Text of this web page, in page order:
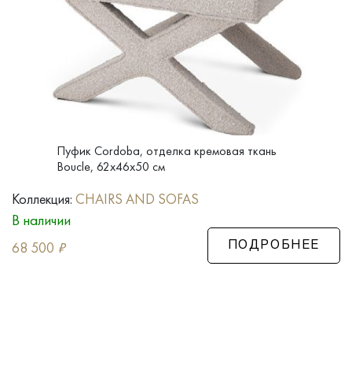
Пуфик Cordoba, отделка кремовая ткань
Boucle, 62x46x50 см
Коллекция: CHAIRS AND SOFAS
В наличии
68 500 ₽ ПОДРОБНЕЕ